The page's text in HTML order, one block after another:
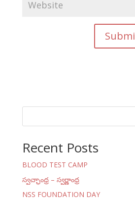
Recent Posts
BLOOD TEST CAMP
స్వచ్ఛాంధ్ర – స్వర్ణాంధ్ర
NSS FOUNDATION DAY